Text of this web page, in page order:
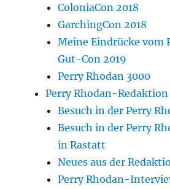
ColoniaCon 2018
GarchingCon 2018
Meine Eindrücke vom
Gut-Con 2019
Perry Rhodan 3000
Perry Rhodan-Redaktion
Besuch in der Perry
Besuch in der Perry
in Rastatt
Neues aus der
Perry Rhodan-